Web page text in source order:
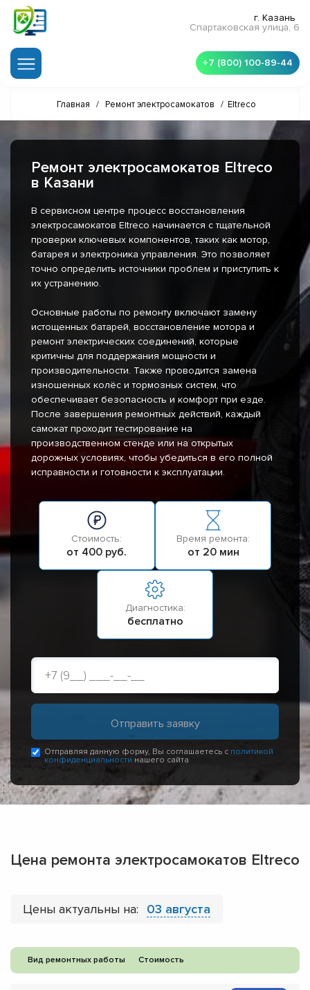
г. Казань
Спартаковская улица, 6
+7 (800) 100-89-44
Главная / Ремонт электросамокатов / Eltreco
Ремонт электросамокатов Eltreco
в Казани
В сервисном центре процесс восстановления
электросамокатов Eltreco начинается с тщательной
проверки ключевых компонентов, таких как мотор,
батарея и электроника управления. Это позволяет
точно определить источники проблем и приступить к
их устранению.
Основные работы по ремонту включают замену
истощенных батарей, восстановление мотора и
ремонт электрических соединений, которые
критичны для поддержания мощности и
производительности. Также проводится замена
изношенных колёс и тормозных систем, что
обеспечивает безопасность и комфорт при езде.
После завершения ремонтных действий, каждый
самокат проходит тестирование на
производственном стенде или на открытых
дорожных условиях, чтобы убедиться в его полной
исправности и готовности к эксплуатации.
Стоимость:
от 400 руб.
Время ремонта:
от 20 мин
Диагностика:
бесплатно
Отправляя данную форму, Вы соглашаетесь с политикой
конфиденциальности нашего сайта
Цена ремонта электросамокатов Eltreco
Цены актуальны на: 03 августа
Вид ремонтных работы Стоимость